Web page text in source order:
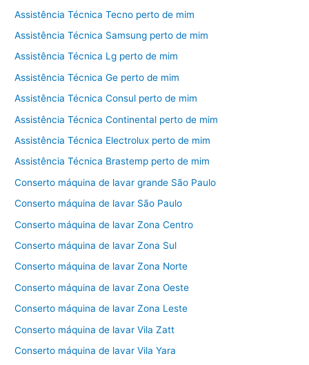
Assistência Técnica Tecno perto de mim
Assistência Técnica Samsung perto de mim
Assistência Técnica Lg perto de mim
Assistência Técnica Ge perto de mim
Assistência Técnica Consul perto de mim
Assistência Técnica Continental perto de mim
Assistência Técnica Electrolux perto de mim
Assistência Técnica Brastemp perto de mim
Conserto máquina de lavar grande São Paulo
Conserto máquina de lavar São Paulo
Conserto máquina de lavar Zona Centro
Conserto máquina de lavar Zona Sul
Conserto máquina de lavar Zona Norte
Conserto máquina de lavar Zona Oeste
Conserto máquina de lavar Zona Leste
Conserto máquina de lavar Vila Zatt
Conserto máquina de lavar Vila Yara